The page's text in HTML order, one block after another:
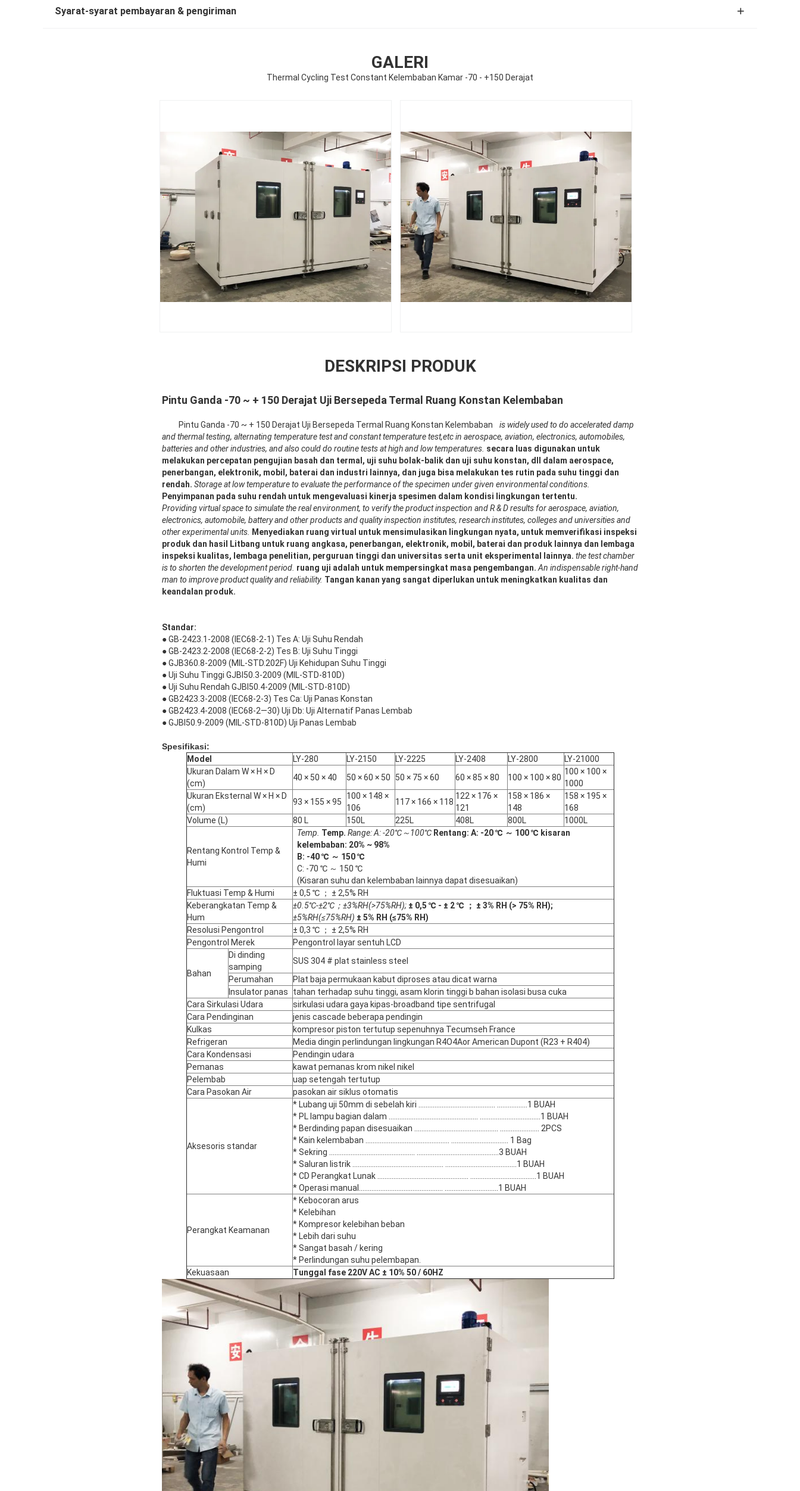
Syarat-syarat pembayaran & pengiriman
GALERI
Thermal Cycling Test Constant Kelembaban Kamar -70 - +150 Derajat
DESKRIPSI PRODUK
Pintu Ganda -70 ~ + 150 Derajat Uji Bersepeda Termal Ruang Konstan Kelembaban
Pintu Ganda -70 ~ + 150 Derajat Uji Bersepeda Termal Ruang Konstan Kelembaban
is widely used to do accelerated damp
and thermal testing, alternating temperature test and constant temperature test,etc in aerospace, aviation, electronics, automobiles,
batteries and other industries, and also could do routine tests at high and low temperatures. secara luas digunakan untuk
melakukan percepatan pengujian basah dan termal, uji suhu bolak-balik dan uji suhu konstan, dll dalam aerospace,
penerbangan, elektronik, mobil, baterai dan industri lainnya, dan juga bisa melakukan tes rutin pada suhu tinggi dan
rendah. Storage at low temperature to evaluate the performance of the specimen under given environmental conditions.
Penyimpanan pada suhu rendah untuk mengevaluasi kinerja spesimen dalam kondisi lingkungan tertentu.
Providing virtual space to simulate the real environment, to verify the product inspection and R & D results for aerospace, aviation,
electronics, automobile, battery and other products and quality inspection institutes, research institutes, colleges and universities and
other experimental units.
Menyediakan ruang virtual untuk mensimulasikan lingkungan nyata, untuk memverifikasi inspeksi
produk dan hasil Litbang untuk ruang angkasa, penerbangan, elektronik, mobil, baterai dan produk lainnya dan lembaga
inspeksi kualitas, lembaga penelitian, perguruan tinggi dan universitas serta unit eksperimental lainnya. the test chamber
is to shorten the development period. ruang uji adalah untuk mempersingkat masa pengembangan. An indispensable right-hand
man to improve product quality and reliability. Tangan kanan yang sangat diperlukan untuk meningkatkan kualitas dan
keandalan produk.
Standar:
● GB-2423.1-2008 (IEC68-2-1) Tes A: Uji Suhu Rendah
● GB-2423.2-2008 (IEC68-2-2) Tes B: Uji Suhu Tinggi
● GJB360.8-2009 (MIL-STD.202F) Uji Kehidupan Suhu Tinggi
● Uji Suhu Tinggi GJBl50.3-2009 (MIL-STD-810D)
● Uji Suhu Rendah GJBl50.4-2009 (MIL-STD-810D)
● GB2423.3-2008 (IEC68-2-3) Tes Ca: Uji Panas Konstan
● GB2423.4-2008 (IEC68-2—30) Uji Db: Uji Alternatif Panas Lembab
● GJBl50.9-2009 (MIL-STD-810D) Uji Panas Lembab
Spesifikasi:
Model
LY-280 LY-2150 LY-2225 LY-2408 LY-2800
LY-21000
Ukuran Dalam W × H × D
(cm)
40 × 50 × 40 50 × 60 × 50 50 × 75 × 60 60 × 85 × 80 100 × 100 × 80
100 × 100 ×
1000
Ukuran Eksternal W × H × D
(cm)
93 × 155 × 95
100 × 148 ×
106
117 × 166 × 118
122 × 176 ×
121
158 × 186 ×
148
158 × 195 ×
168
Volume (L)
80 L 150L 225L 408L 800L 1000L
Rentang Kontrol Temp &
Humi
Temp. Temp. Range: A: -20℃～100℃ Rentang: A: -20 ℃ ～ 100 ℃ kisaran
kelembaban: 20% ~ 98%
B: -40 ℃ ～ 150 ℃
C: -70 ℃ ～ 150 ℃
(Kisaran suhu dan kelembaban lainnya dapat disesuaikan)
Fluktuasi Temp & Humi
± 0,5 ℃ ； ± 2,5% RH
Keberangkatan Temp &
Hum
±0.5℃-±2℃；±3%RH(>75%RH); ± 0,5 ℃ - ± 2 ℃ ； ± 3% RH (> 75% RH);
±5%RH(≤75%RH) ± 5% RH (≤75% RH)
Resolusi Pengontrol
± 0,3 ℃ ； ± 2,5% RH
Pengontrol Merek
Pengontrol layar sentuh LCD
Bahan
Di dinding
samping
SUS 304 # plat stainless steel
Perumahan
Plat baja permukaan kabut diproses atau dicat warna
Insulator panas
tahan terhadap suhu tinggi, asam klorin tinggi b bahan isolasi busa cuka
Cara Sirkulasi Udara
sirkulasi udara gaya kipas-broadband tipe sentrifugal
Cara Pendinginan
jenis cascade beberapa pendingin
Kulkas
kompresor piston tertutup sepenuhnya Tecumseh France
Refrigeran
Media dingin perlindungan lingkungan R4O4Aor American Dupont (R23 + R404)
Cara Kondensasi
Pendingin udara
Pemanas
kawat pemanas krom nikel nikel
Pelembab
uap setengah tertutup
Cara Pasokan Air
pasokan air siklus otomatis
Aksesoris standar
* Lubang uji 50mm di sebelah kiri ........................................... .................1 BUAH
* PL lampu bagian dalam .................................................. ..................................1 BUAH
* Berdinding papan disesuaikan ............................................... ...................... 2PCS
* Kain kelembaban ............................................... ................................ 1 Bag
* Sekring ................................................ ..............................................3 BUAH
* Saluran listrik ................................................... ........................................1 BUAH
* CD Perangkat Lunak ................................................... .....................................1 BUAH
* Operasi manual............................................... ..............................1 BUAH
Perangkat Keamanan
* Kebocoran arus
* Kelebihan
* Kompresor kelebihan beban
* Lebih dari suhu
* Sangat basah / kering
* Perlindungan suhu pelembapan.
Kekuasaan
Tunggal fase 220VAC ± 10% 50 / 60HZ